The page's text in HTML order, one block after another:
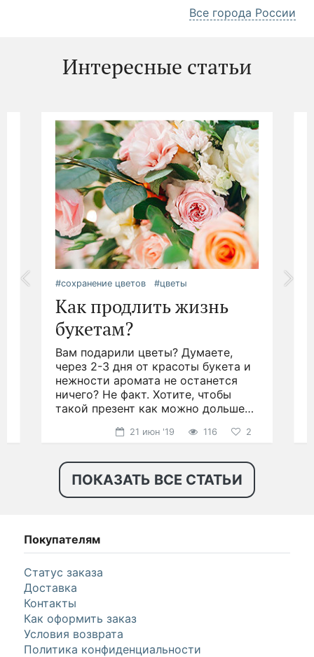
Все города России
Интересные статьи
#сохранение цветов #цветы
Как продлить жизнь
букетам?
Вам подарили цветы? Думаете,
через 2-3 дня от красоты букета и
нежности аромата не останется
ничего? Не факт. Хотите, чтобы
такой презент как можно дольше
21 июн '19 116 2
ПОКАЗАТЬ ВСЕ СТАТЬИ
Покупателям
Статус заказа
Доставка
Контакты
Как оформить заказ
Условия возврата
Политика конфиденциальности